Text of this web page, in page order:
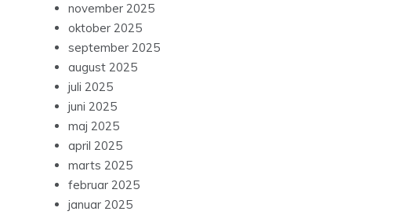
november 2025
oktober 2025
september 2025
august 2025
juli 2025
juni 2025
maj 2025
april 2025
marts 2025
februar 2025
januar 2025